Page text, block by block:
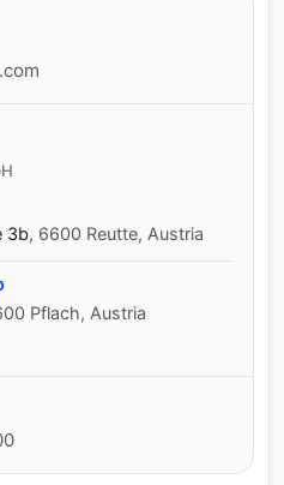
3b, 6600 Reutte, Austria
Pflach, Austria